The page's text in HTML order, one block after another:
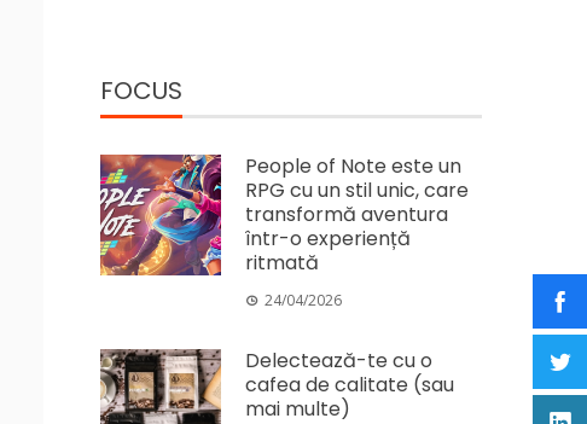
FOCUS
People of Note este un
RPG cu un stil unic, care
transformă aventura
într-o experiență
ritmată
24/04/2026
Delectează-te cu o
cafea de calitate (sau
mai multe)